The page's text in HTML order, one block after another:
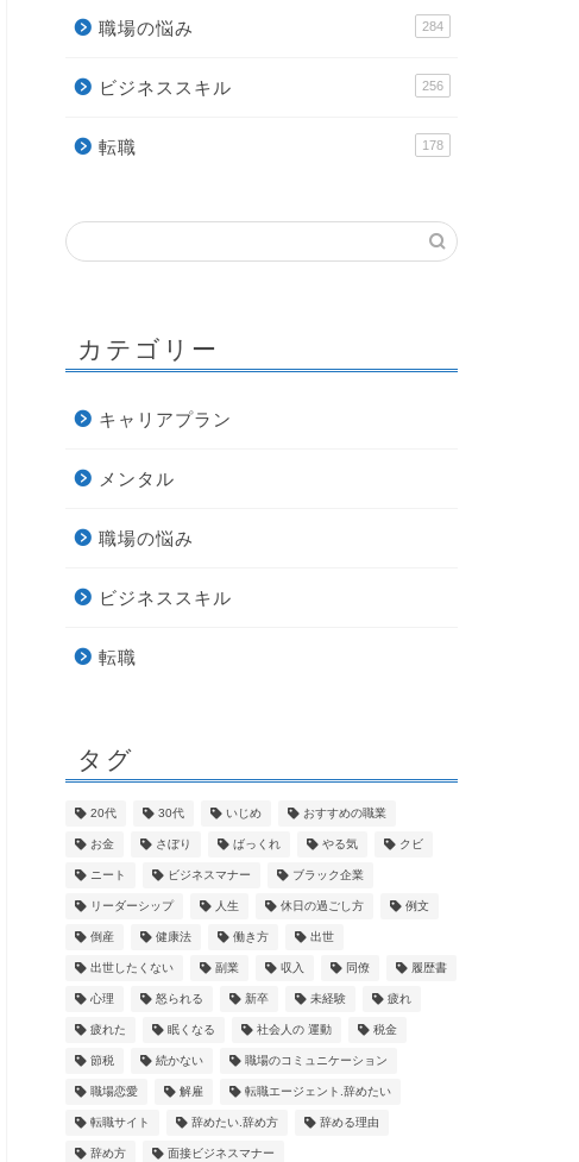
職場の悩み 284
ビジネススキル 256
転職 178
カテゴリー
キャリアプラン
メンタル
職場の悩み
ビジネススキル
転職
タグ
20代 30代 いじめ おすすめの職業
お金 さぼり ばっくれ やる気 クビ
ニート ビジネスマナー ブラック企業
リーダーシップ 人生 休日の過ごし方 例文
倒産 健康法 働き方 出世
出世したくない 副業 収入 同僚 履歴書
心理 怒られる 新卒 未経験 疲れ
疲れた 眠くなる 社会人の 運動 税金
節税 続かない 職場のコミュニケーション
職場恋愛 解雇 転職エージェント.辞めたい
転職サイト 辞めたい.辞め方 辞める理由
辞め方 面接ビジネスマナー